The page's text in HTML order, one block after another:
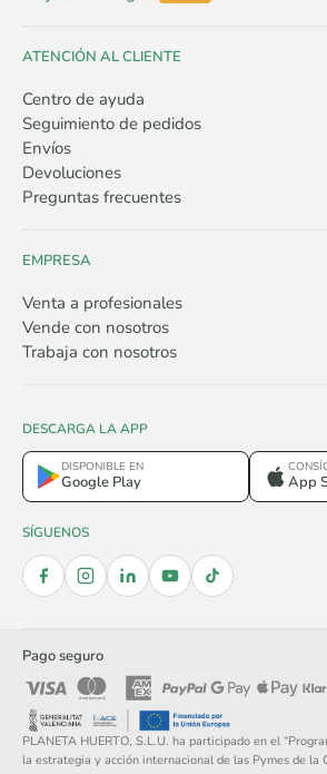
ATENCIÓN AL CLIENTE
Centro de ayuda
Seguimiento de pedidos
Envíos
Devoluciones
Preguntas frecuentes
EMPRESA
Venta a profesionales
Vende con nosotros
Trabaja con nosotros
DESCARGA LA APP
DISPONIBLE EN
Google Play App
SÍGUENOS
Pago seguro
PLANETA HUERTO, S.L.U. ha participado en el
la estrategia y acción internacional de las Pymes de la